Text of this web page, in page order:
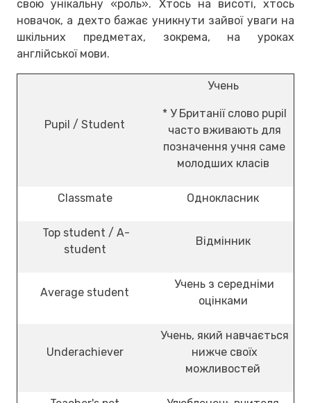
свою унікальну «роль». Хтось на висоті, хтось
новачок, а дехто бажає уникнути зайвої уваги на
шкільних предметах, зокрема, на уроках
англійської мови.
Pupil / Student
Учень
* У Британії слово pupil
часто вживають для
позначення учня саме
молодших класів
Classmate Однокласник
Top student / A-
student
Відмінник
Average student
Учень з середніми
оцінками
Underachiever
Учень, який навчається
нижче своїх
можливостей